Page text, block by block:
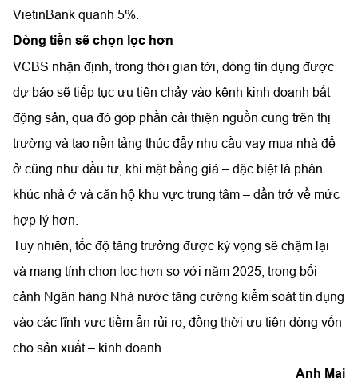
VietinBank quanh 5%.
Dòng tiền sẽ chọn lọc hơn
VCBS nhận định, trong thời gian tới, dòng tín dụng được
dự báo sẽ tiếp tục ưu tiên chảy vào kênh kinh doanh bất
động sản, qua đó góp phần cải thiện nguồn cung trên thị
trường và tạo nền tảng thúc đẩy nhu cầu vay mua nhà để
ở cũng như đầu tư, khi mặt bằng giá – đặc biệt là phân
khúc nhà ở và căn hộ khu vực trung tâm – dần trở về mức
hợp lý hơn.
Tuy nhiên, tốc độ tăng trưởng được kỳ vọng sẽ chậm lại
và mang tính chọn lọc hơn so với năm 2025, trong bối
cảnh Ngân hàng Nhà nước tăng cường kiểm soát tín dụng
vào các lĩnh vực tiềm ẩn rủi ro, đồng thời ưu tiên dòng vốn
cho sản xuất – kinh doanh.
Anh Mai